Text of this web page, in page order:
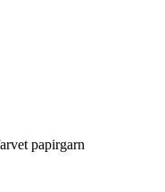
papirgarn